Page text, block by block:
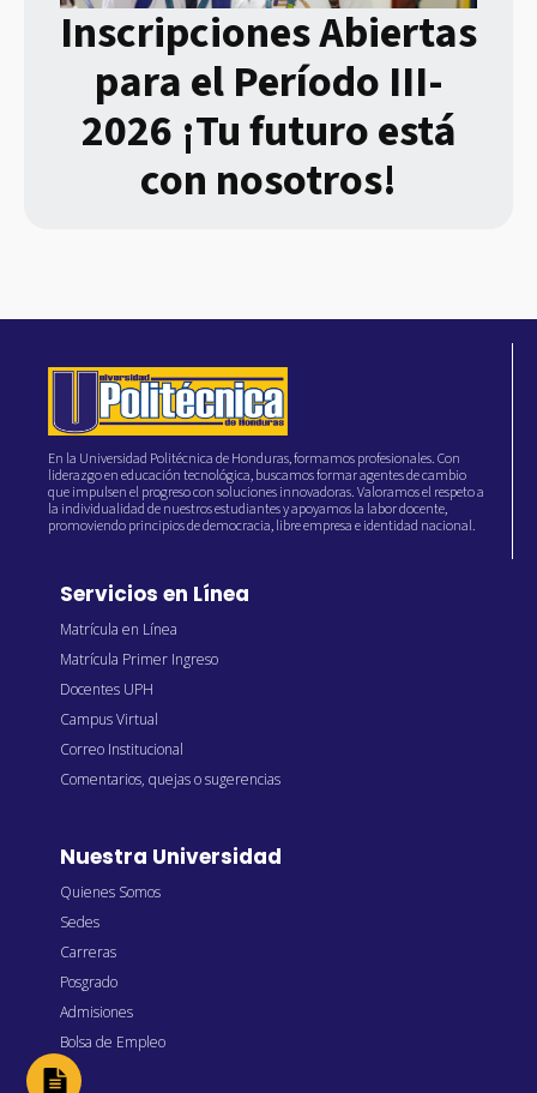
Inscripciones Abiertas
para el Período III-
2026 ¡Tu futuro está
con nosotros!
En la Universidad Politécnica de Honduras, formamos profesionales. Con
liderazgo en educación tecnológica, buscamos formar agentes de cambio
que impulsen el progreso con soluciones innovadoras. Valoramos el respeto a
la individualidad de nuestros estudiantes y apoyamos la labor docente,
promoviendo principios de democracia, libre empresa e identidad nacional.
Servicios en Línea
Matrícula en Línea
Matrícula Primer Ingreso
Docentes UPH
Campus Virtual
Correo Institucional
Comentarios, quejas o sugerencias
Nuestra Universidad
Quienes Somos
Sedes
Carreras
Posgrado
Admisiones
Bolsa de Empleo